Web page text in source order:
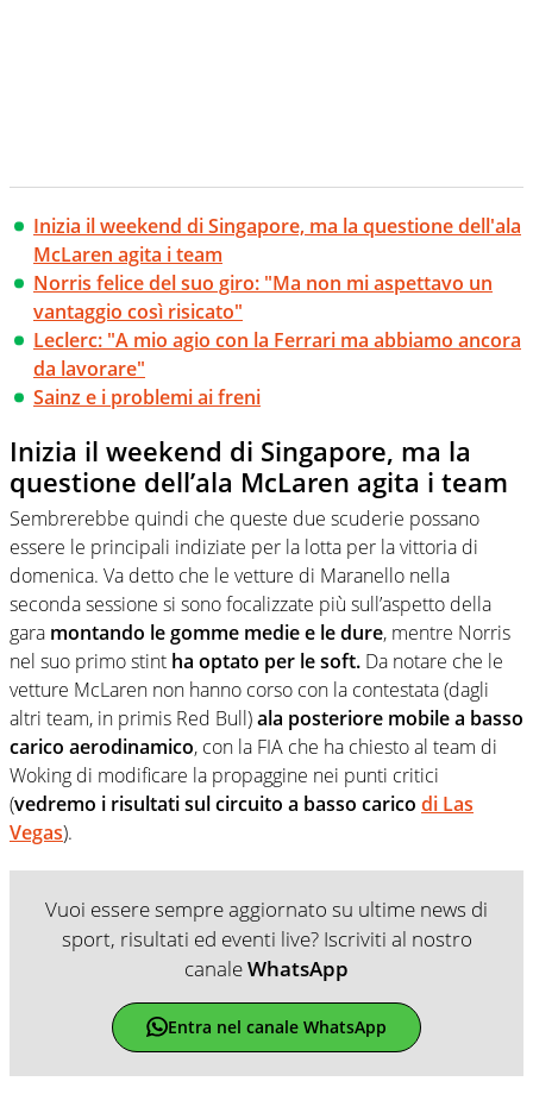
Inizia il weekend di Singapore, ma la questione dell'ala
McLaren agita i team
Norris felice del suo giro: "Ma non mi aspettavo un
vantaggio così risicato"
Leclerc: "A mio agio con la Ferrari ma abbiamo ancora
da lavorare"
Sainz e i problemi ai freni
Inizia il weekend di Singapore, ma la
questione dell’ala McLaren agita i team
Sembrerebbe quindi che queste due scuderie possano
essere le principali indiziate per la lotta per la vittoria di
domenica. Va detto che le vetture di Maranello nella
seconda sessione si sono focalizzate più sull’aspetto della
gara montando le gomme medie e le dure, mentre Norris
nel suo primo stint ha optato per le soft. Da notare che le
vetture McLaren non hanno corso con la contestata (dagli
altri team, in primis Red Bull)ala posteriore mobile a basso
carico aerodinamico, con la FIA che ha chiesto al team di
Woking di modificare la propaggine nei punti critici
(vedremo i risultati sul circuito a basso carico di Las
Vegas).
Vuoi essere sempre aggiornato su ultime news di
sport, risultati ed eventi live? Iscriviti al nostro
canaleWhatsApp
Entra nel canale WhatsApp